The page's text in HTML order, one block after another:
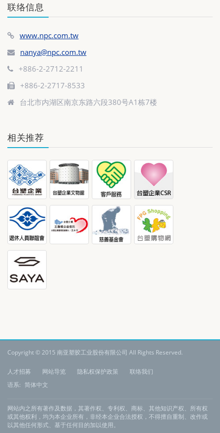
联络信息
www.npc.com.tw
nanya@npc.com.tw
+886-2-2712-2211
+886-2-2717-8533
台北市内湖区南京东路六段380号A1栋7楼
相关推荐
Copyright © 2015 南亚塑胶工业股份有限公司 All Rights Reserved.
人才招募 网站导览 隐私权保护政策
联络我们
语系: 简体中文
网站内之所有著作及数据，其著作权、专利权、商标、其他知识产权、所有权
或其他权利，均为本企业所有，非经本企业合法授权，不得擅自重制、改作或
以其他任何形式、基于任何目的加以使用。